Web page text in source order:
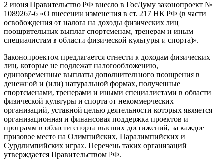
2 июня Правительство РФ внесло в ГосДуму законопроект №
1089267-6 «О внесении изменения в ст. 217 НК РФ (в части
освобождения от налога на доходы физических лиц
поощрительных выплат спортсменам, тренерам и иным
специалистам в области физической культуры и спорта)».
Законопроектом предлагается отнести к доходам физических
лиц, которые не подлежат налогообложению,
единовременные выплаты дополнительного поощрения в
денежной и (или) натуральной формах, полученные
спортсменами, тренерами и иными специалистами в области
физической культуры и спорта от некоммерческих
организаций, уставной целью деятельности которых является
организационная и финансовая поддержка проектов и
программ в области спорта высших достижений, за каждое
призовое место на Олимпийских, Паралимпийских и
Сурдлимпийских играх. Перечень таких организаций
утверждается Правительством РФ.